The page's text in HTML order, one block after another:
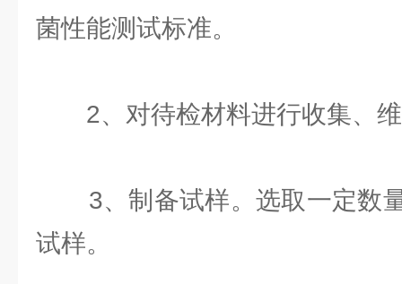
菌性能测试标准。
2、对待检材料进行收集、维
3、制备试样。选取一定数
试样。